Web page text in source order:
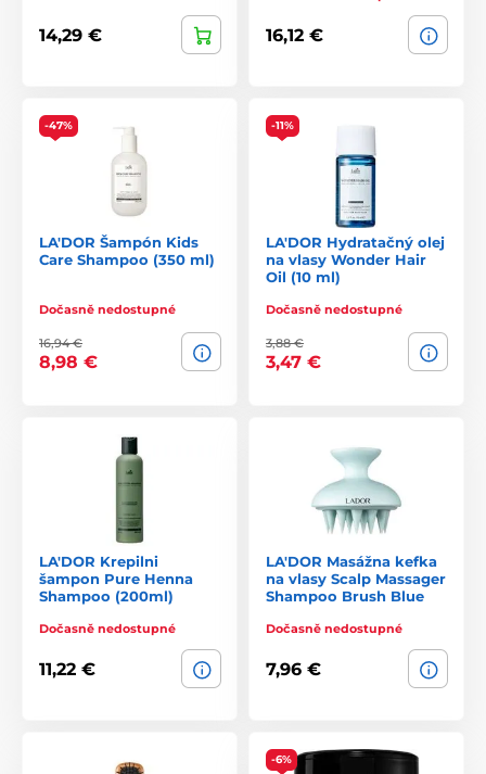
14,29 € 16,12 €
-47%
LA'DOR Šampón Kids
Care Shampoo (350 ml)
Dočasně nedostupné
16,94 €
8,98 €
-11%
LA'DOR Hydratačný olej
na vlasy Wonder Hair
Oil (10 ml)
Dočasně nedostupné
3,88 €
3,47 €
LA'DOR Krepilni
šampon Pure Henna
Shampoo (200ml)
Dočasně nedostupné
11,22 €
LA'DOR Masážna kefka
na vlasy Scalp Massager
Shampoo Brush Blue
Dočasně nedostupné
7,96 €
-6%